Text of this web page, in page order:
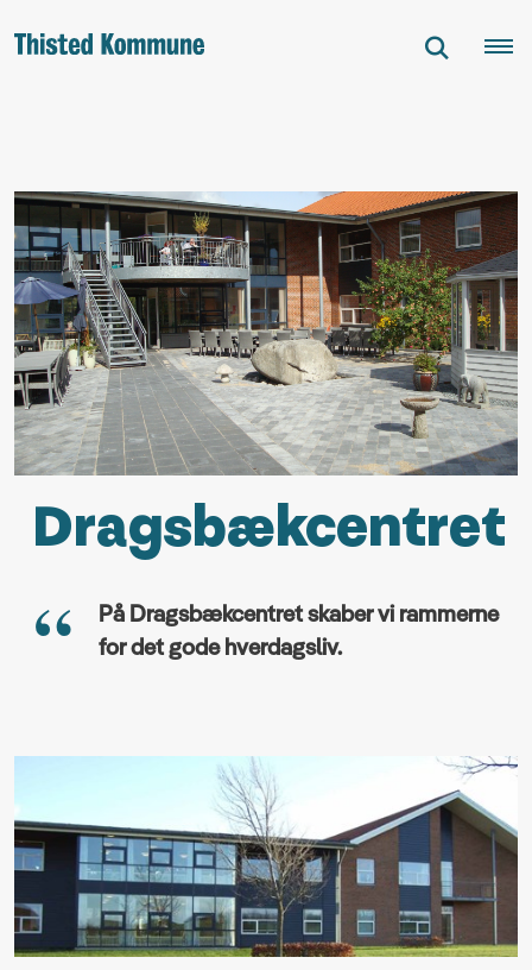
Dragsbækcentret
På Dragsbækcentret skaber vi rammerne
for det gode hverdagsliv.